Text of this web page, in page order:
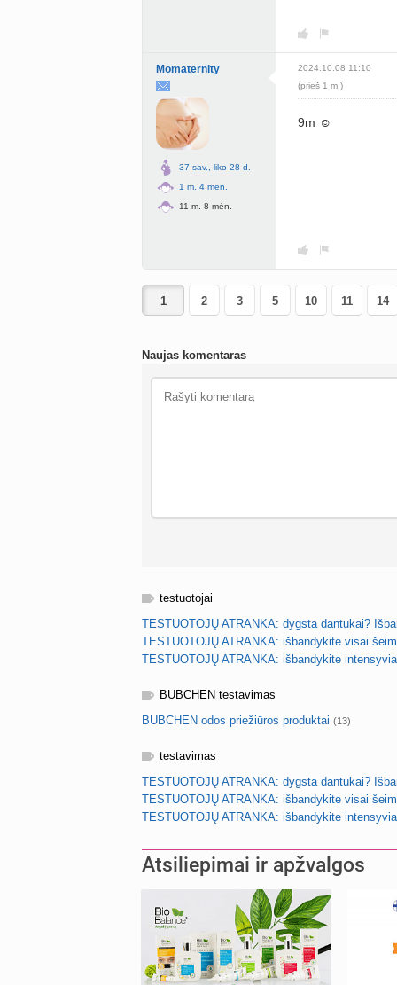
Momaternity
37 sav., liko 28 d.
1 m. 4 mėn.
11 m. 8 mėn.
2024.10.08 11:10
(prieš 1 m.)
9m ☺️
2 3 5 10 11 14
Naujas komentaras
testuotojai
TESTUOTOJŲ ATRANKA: dygsta dantukai?
TESTUOTOJŲ ATRANKA: išbandykite visai
TESTUOTOJŲ ATRANKA: išbandykite
BUBCHEN testavimas
BUBCHEN odos priežiūros produktai (13)
testavimas
TESTUOTOJŲ ATRANKA: dygsta dantukai?
TESTUOTOJŲ ATRANKA: išbandykite visai
TESTUOTOJŲ ATRANKA: išbandykite
Atsiliepimai ir apžvalgos